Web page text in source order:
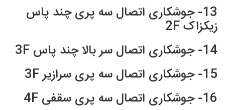
13- جوشکاری اتصال سه پری چند پاس
زیکزاک 2F
14- جوشکاری اتصال سر بالا چند پاس 3F
15- جوشکاری اتصال سه پری سرازیر 3F
16- جوشکاری اتصال سه پری سقفی 4F